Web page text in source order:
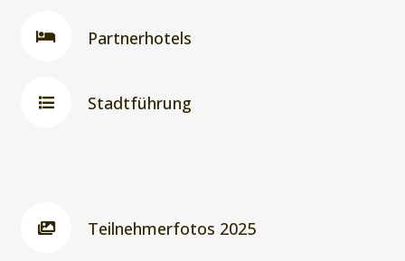
Partnerhotels
Stadtführung
Teilnehmerfotos 2025